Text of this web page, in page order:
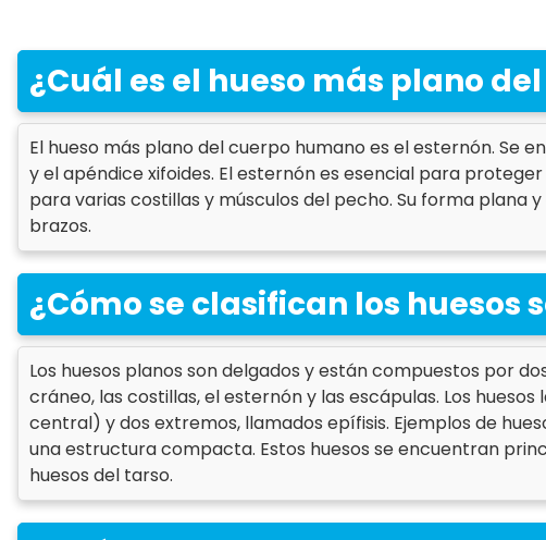
¿Cuál es el hueso más plano
El hueso más plano del cuerpo humano es el esternón.
y el apéndice xifoides. El esternón es esencial para
para varias costillas y músculos del pecho. Su forma
brazos.
¿Cómo se clasifican los huesos
Los huesos planos son delgados y están compuestos por
cráneo, las costillas, el esternón y las escápulas. Los
central) y dos extremos, llamados epífisis. Ejemplos de
una estructura compacta. Estos huesos se encuentran
huesos del tarso.